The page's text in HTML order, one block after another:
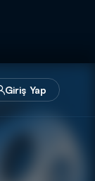
Giriş Yap